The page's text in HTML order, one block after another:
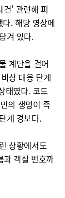
건' 관련해 피
. 해당 영상에
겨 있다.
계단을 걸어
상 대응 단계
태였다. 코드
의 생명이 즉
계 경보다.
상황에서도
과 객실 번호까